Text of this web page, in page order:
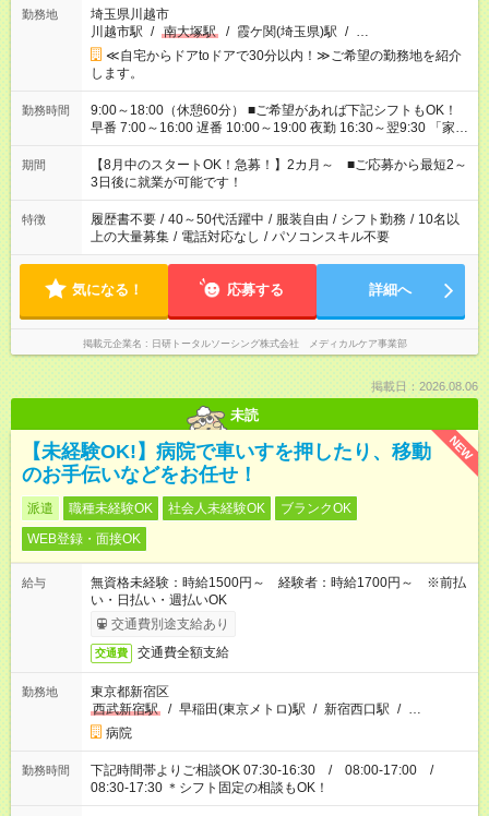
勤務地
埼玉県川越市
川越市駅 / 南大塚駅 / 霞ケ関(埼玉県)駅 / …
≪自宅からドアtoドアで30分以内！≫ご希望の勤務地を紹介
します。
勤務時間
9:00～18:00（休憩60分） ■ご希望があれば下記シフトもOK！
早番 7:00～16:00 遅番 10:00～19:00 夜勤 16:30～翌9:30 「家族
と休みを合わせたい」 「余裕を持って夕飯の準備がしたい」
「できれば残業はしたくない」 など、ご希望を教えてください
ね。 ※Wワーク希望の方へ 今ご覧のお仕事で希望する勤務時間
と、もう1つのお仕事の勤務時間。 合計で週40時間を超える場
合は応募できません。
期間
【8月中のスタートOK！急募！】2カ月～ ■ご応募から最短2～
3日後に就業が可能です！
特徴 履歴書不要 / 40～50代活躍中 / 服装自由 / シフト勤務 / 10名以
上の大量募集 / 電話対応なし / パソコンスキル不要
気になる！ 応募する 詳細へ
掲載元企業名 日研トータルソーシング株式会社 メディカルケア事業部
掲載日：2026.08.06
未読
NEW
【未経験OK!】病院で車いすを押したり、移動
のお手伝いなどをお任せ！
派遣 職種未経験OK 社会人未経験OK
ブランクOK
WEB登録・面接OK
給与
無資格未経験：時給1500円～ 経験者：時給1700円～ ※前払
い・日払い・週払いOK
交通費別途支給あり
交通費 交通費全額支給
勤務地
東京都新宿区
西武新宿駅
/ 早稲田(東京メトロ)駅 / 新宿西口駅 / …
病院
勤務時間
下記時間帯よりご相談OK 07:30-16:30 / 08:00-17:00 /
08:30-17:30 ＊シフト固定の相談もOK！